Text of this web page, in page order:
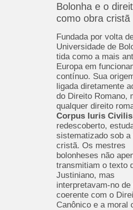
Bolonha e o
como obra cristã
Fundada por volta
Universidade de
tida como a mais
Europa em
contínuo. Sua
ligada diretamente
do Direito Romano,
qualquer direito
Corpus Iuris Civilis
redescoberto,
sistematizado sob a
cristã. Os mestres
bolonheses não
transmitiam o texto
Justiniano, mas
interpretavam-no de
coerente com o
Canônico e a moral